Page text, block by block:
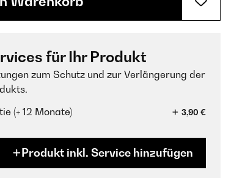
für Ihr Produkt
zum Schutz und zur Verlängerung der
(+ 12 Monate)
3,90 €
Produkt inkl. Service hinzufügen